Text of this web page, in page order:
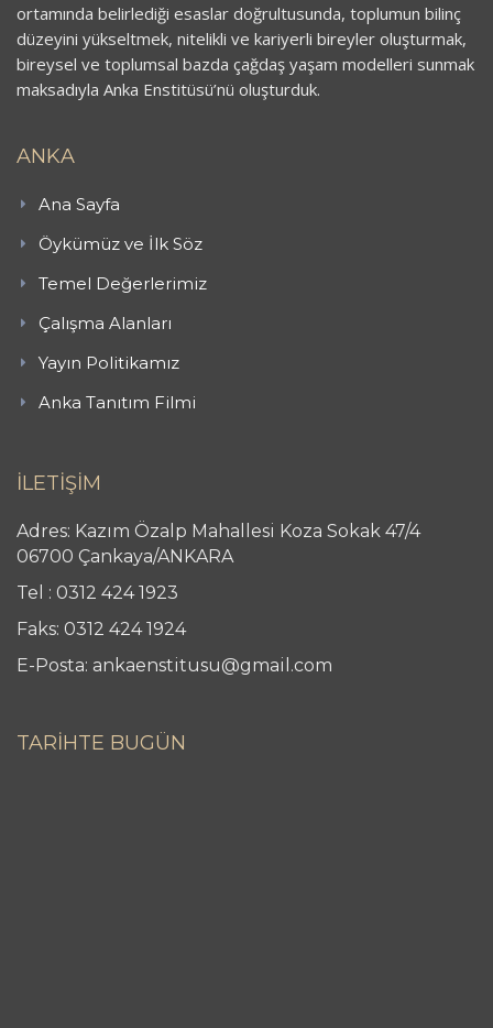
ortamında belirlediği esaslar doğrultusunda, toplumun bilinç
düzeyini yükseltmek, nitelikli ve kariyerli bireyler oluşturmak,
bireysel ve toplumsal bazda çağdaş yaşam modelleri sunmak
maksadıyla Anka Enstitüsü’nü oluşturduk.
ANKA
Ana Sayfa
Öykümüz ve İlk Söz
Temel Değerlerimiz
Çalışma Alanları
Yayın Politikamız
Anka Tanıtım Filmi
İLETİŞİM
Adres: Kazım Özalp Mahallesi Koza Sokak 47/4
06700 Çankaya/ANKARA
Tel : 0312 424 1923
Faks: 0312 424 1924
E-Posta: ankaenstitusu@gmail.com
TARİHTE BUGÜN